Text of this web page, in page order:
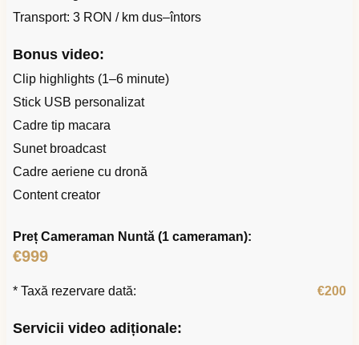
Transport: 3 RON / km dus–întors
Bonus video:
Clip highlights (1–6 minute)
Stick USB personalizat
Cadre tip macara
Sunet broadcast
Cadre aeriene cu dronă
Content creator
Preț Cameraman Nuntă (1 cameraman):
€999
* Taxă rezervare dată: €200
Servicii video adiționale: